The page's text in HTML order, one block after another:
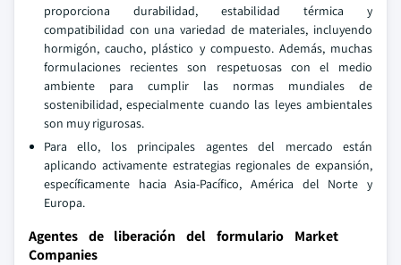
proporciona durabilidad, estabilidad térmica y
compatibilidad con una variedad de materiales, incluyendo
hormigón, caucho, plástico y compuesto. Además, muchas
formulaciones recientes son respetuosas con el medio
ambiente para cumplir las normas mundiales de
sostenibilidad, especialmente cuando las leyes ambientales
son muy rigurosas.
Para ello, los principales agentes del mercado están
aplicando activamente estrategias regionales de expansión,
específicamente hacia Asia-Pacífico, América del Norte y
Europa.
Agentes de liberación del formulario Market
Companies